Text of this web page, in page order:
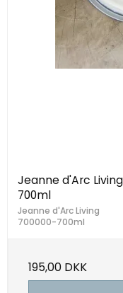
Jeanne d'Arc
700ml
Jeanne d'Arc Living
700000-700ml
195,00 DKK